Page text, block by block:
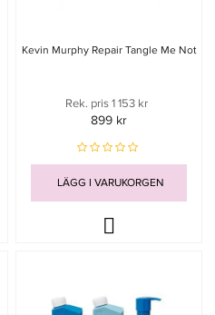
Kevin Murphy Repair Tangle Me Not
Rek. pris 1 153 kr
899 kr
LÄGG I VARUKORGEN